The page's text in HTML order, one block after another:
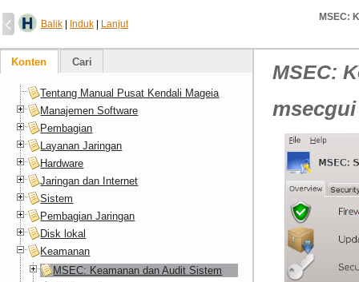
Balik Induk Lanjut
MSEC:
MSEC:
msecgui
Konten Cari
Tentang Manual Pusat Kendali Mageia
Manajemen Software
Pembagian
Layanan Jaringan
Hardware
Jaringan dan Internet
Sistem
Pembagian Jaringan
Disk lokal
Keamanan
MSEC: Keamanan dan Audit Sistem